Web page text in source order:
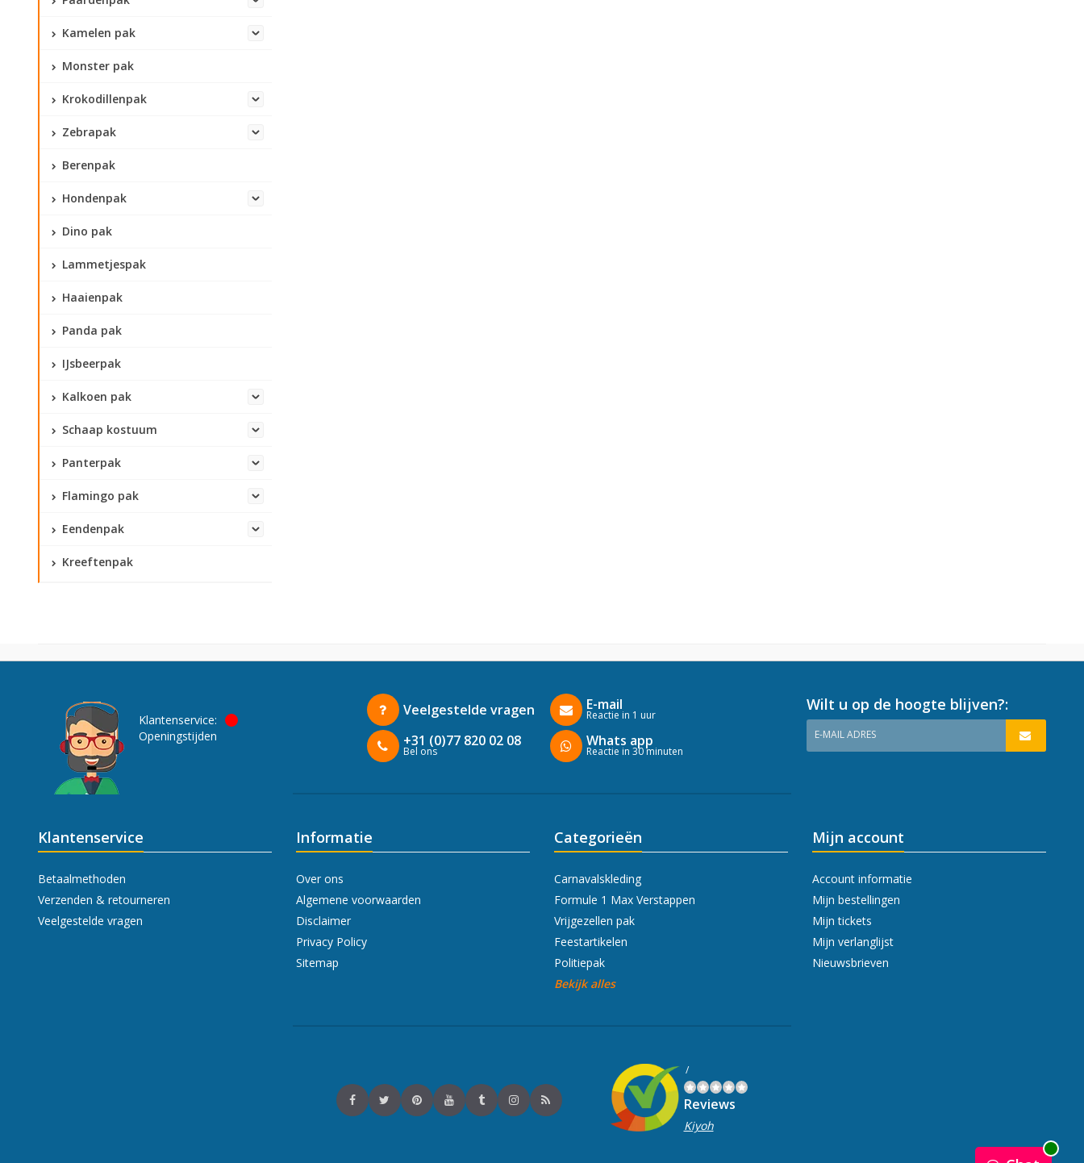
Kamelen pak
Monster pak
Krokodillenpak
Zebrapak
Berenpak
Hondenpak
Dino pak
Lammetjespak
Haaienpak
Panda pak
IJsbeerpak
Kalkoen pak
Schaap kostuum
Panterpak
Flamingo pak
Eendenpak
Kreeftenpak
Klantenservice:
Openingstijden
Veelgestelde vragen
+31 (0)77 820 02 08
Bel ons
E-mail
Reactie in 1 uur
Whats app
Reactie in 30 minuten
Wilt u op de hoogte blijven?:
E-MAIL ADRES
Klantenservice
Betaalmethoden
Verzenden & retourneren
Veelgestelde vragen
Informatie
Over ons
Algemene voorwaarden
Disclaimer
Privacy Policy
Sitemap
Categorieën
Carnavalskleding
Formule 1 Max Verstappen
Vrijgezellen pak
Feestartikelen
Politiepak
Bekijk alles
Mijn account
Account informatie
Mijn bestellingen
Mijn tickets
Mijn verlanglijst
Nieuwsbrieven
/
Reviews
Kiyoh